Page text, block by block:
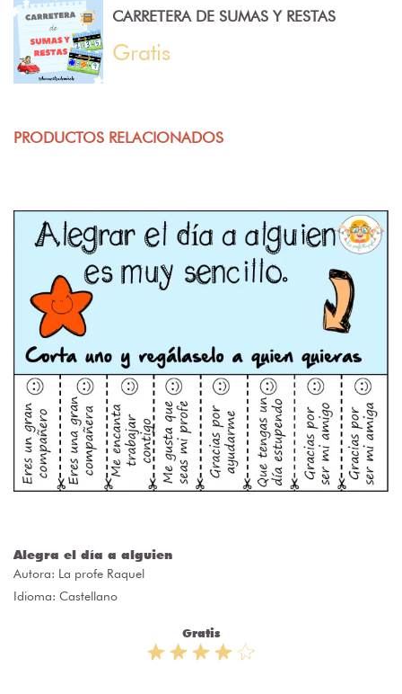
CARRETERA DE SUMAS Y RESTAS
Gratis
PRODUCTOS RELACIONADOS
Alegra el día a alguien
Autora: La profe Raquel
Idioma: Castellano
Gratis